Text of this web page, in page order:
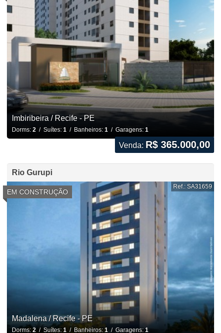
Imbiribeira / Recife - PE
Dorms: 2 / Suítes: 1 / Banheiros: 1 / Garagens: 1
Venda: R$ 365.000,00
Rio Gurupi
EM CONSTRUÇÃO
Ref.: SA31659
Madalena / Recife - PE
Dorms: 2/ Suítes: 1/ Banheiros: 1/ Garagens: 1